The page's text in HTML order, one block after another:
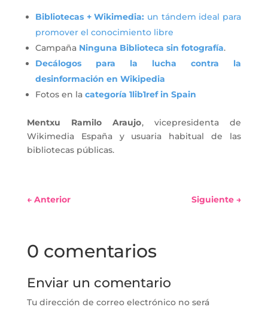
Bibliotecas + Wikimedia: un tándem ideal para
promover el conocimiento libre
Campaña Ninguna Biblioteca sin fotografía.
Decálogos para la lucha contra la
desinformación en Wikipedia
Fotos en la categoría 1lib1ref in Spain
Mentxu Ramilo Araujo, vicepresidenta de
Wikimedia España y usuaria habitual de las
bibliotecas públicas.
← Anterior Siguiente →
0 comentarios
Enviar un comentario
Tu dirección de correo electrónico no será